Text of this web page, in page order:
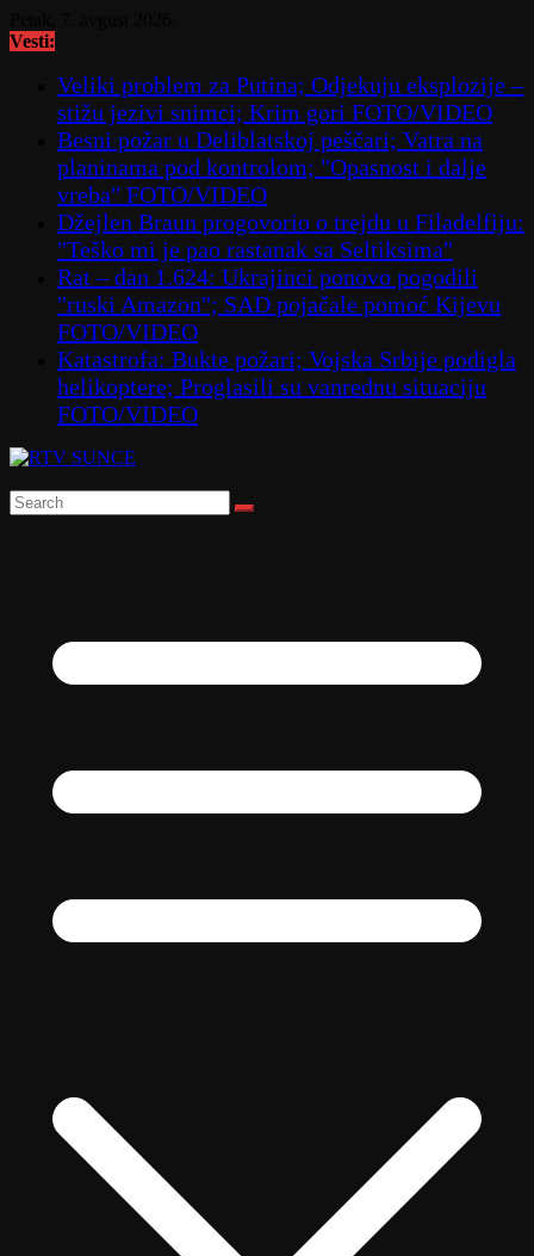
to
Vesti:
Veliki problem za Putina; Odjekuju eksplozije –
stižu jezivi snimci; Krim gori FOTO/VIDEO
Besni požar u Deliblatskoj peščari; Vatra na
planinama pod kontrolom; "Opasnost i dalje
vreba" FOTO/VIDEO
Džejlen Braun progovorio o trejdu u Filadelfiju:
"Teško mi je pao rastanak sa Seltiksima"
Rat – dan 1.624: Ukrajinci ponovo pogodili
"ruski Amazon"; SAD pojačale pomoć Kijevu
FOTO/VIDEO
Katastrofa: Bukte požari; Vojska Srbije podigla
helikoptere; Proglasili su vanrednu situaciju
FOTO/VIDEO